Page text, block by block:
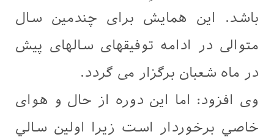
باشد. این همایش برای چندمین سال
متوالی در ادامه توفیقهای سالهای پیش
در ماه شعبان برگزار می گردد.
وی افزود: اما اين دوره از حال و هوای
خاصي برخوردار است زيرا اولين سالي